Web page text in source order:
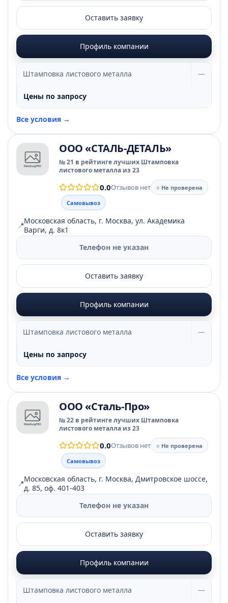
Оставить заявку
Профиль компании
Штамповка листового металла —
Цены по запросу
Все условия →
ООО «СТАЛЬ-ДЕТАЛЬ»
№ 21 в рейтинге лучших Штамповка
листового металла из 23
0.0Отзывов нет
○ Не проверена
Самовывоз
📍Московская область, г. Москва, ул. Академика
Варги, д. 8к1
Телефон не указан
Оставить заявку
Профиль компании
Штамповка листового металла —
Цены по запросу
Все условия →
ООО «Сталь-Про»
№ 22 в рейтинге лучших Штамповка
листового металла из 23
0.0Отзывов нет
○ Не проверена
Самовывоз
📍Московская область, г. Москва, Дмитровское шоссе,
д. 85, оф. 401-403
Телефон не указан
Оставить заявку
Профиль компании
Штамповка листового металла —